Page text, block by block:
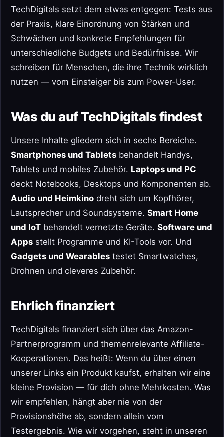
TechDigitals setzt dem etwas entgegen: Tests aus
der Praxis, klare Einordnung von Stärken und
Schwächen und konkrete Empfehlungen für
unterschiedliche Budgets und Bedürfnisse. Wir
schreiben für Menschen, die ihre Technik wirklich
nutzen — vom Einsteiger bis zum Power-User.
Was du auf TechDigitals findest
Unsere Inhalte gliedern sich in sechs Bereiche.
Smartphones und Tablets behandelt Handys,
Tablets und mobiles Zubehör. Laptops und PC
deckt Notebooks, Desktops und Komponenten ab.
Audio und Heimkino dreht sich um Kopfhörer,
Lautsprecher und Soundsysteme. Smart Home
und IoT behandelt vernetzte Geräte. Software und
Apps stellt Programme und KI-Tools vor. Und
Gadgets und Wearables testet Smartwatches,
Drohnen und cleveres Zubehör.
Ehrlich finanziert
TechDigitals finanziert sich über das Amazon-
Partnerprogramm und themenrelevante Affiliate-
Kooperationen. Das heißt: Wenn du über einen
unserer Links ein Produkt kaufst, erhalten wir eine
kleine Provision — für dich ohne Mehrkosten. Was
wir empfehlen, hängt aber nie von der
Provisionshöhe ab, sondern allein vom
Testergebnis. Wie wir vorgehen, steht in unseren